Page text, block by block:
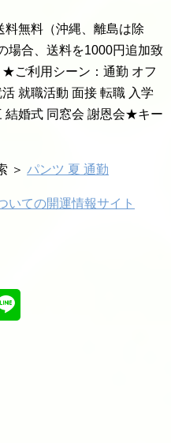
無料（沖縄、離島は除
場合、送料を1000円追加致
ご利用シーン：通勤 オフ
就職活動 面接 転職 入学
結婚式 同窓会 謝恩会★キー
＞ パンツ 夏 通勤
いての開運情報サイト